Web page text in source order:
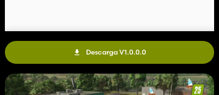
Descarga V1.0.0.0